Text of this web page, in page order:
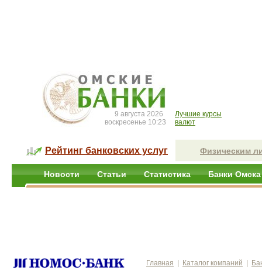
9 августа 2026
воскресенье 10:23
Лучшие курсы
валют
Рейтинг банковских услуг Физическим
Новости Статьи Статистика Банки Омска
Главная Каталог компаний